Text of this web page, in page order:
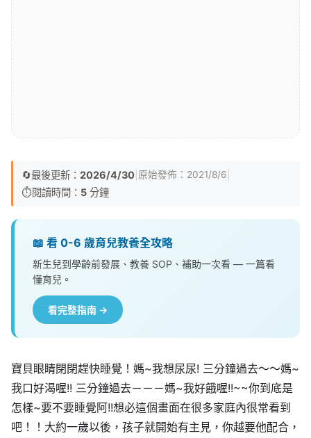
🔄最後更新： 2026/4/30 原始發佈： 2021/8/6
⏱️閱讀時間： 5 分鐘
📖 看 0-6 歲育兒教養全攻略
新生兒到學齡前發展、教養 SOP、補助一次看 — 一篇看
懂育兒。
看完整指南 →
寶貝眼睛閉閉趕快睡覺！媽~我想尿尿! 三分鐘過去～～媽~
我口好渴喔!! 三分鐘過去－－－媽~我好餓喔!!~~你到底是
怎樣~要不要睡覺阿!!想必這個畫面在很多家庭內很常看到
吧！！大約一歲以後，孩子就開始有主見，你越要他配合，